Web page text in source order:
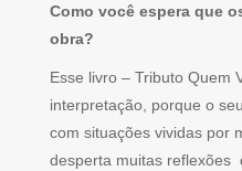
Como você espera que
obra?
Esse livro – Tributo Quem
interpretação, porque o
com situações vividas por
desperta muitas reflexões